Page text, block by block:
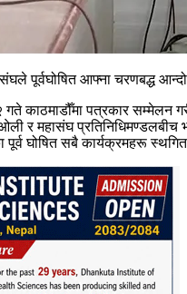
पूर्वघोषित आफ्ना चरणबद्ध
काठमाडौँमा पत्रकार सम्मेलन
ओली र महासंघ
घोषित सबै कार्यक्रमहरू